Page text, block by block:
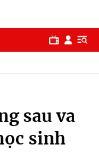
sau va
sinh